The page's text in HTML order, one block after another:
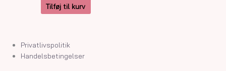
Tilføj til kurv
Privatlivspolitik
Handelsbetingelser